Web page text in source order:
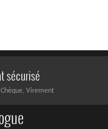
sécurisé
Chèque, Virement